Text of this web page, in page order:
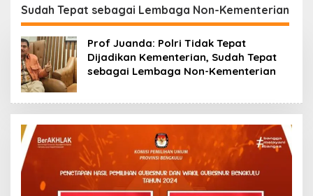
Sampai Tujuan
(SETUJU)
Investasi
Sudah Tepat sebagai Lembaga Non-Kementerian
Prof Juanda: Polri Tidak Tepat
Dijadikan Kementerian, Sudah Tepat
sebagai Lembaga Non-Kementerian